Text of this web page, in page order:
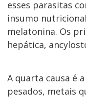
esses parasitas
insumo
melatonina. Os
hepática,
A quarta causa é
pesados, metais